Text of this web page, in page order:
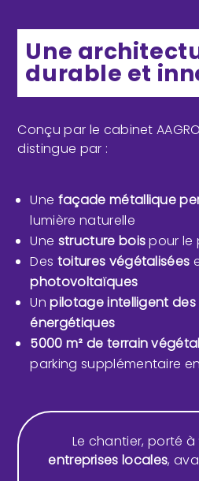
Une
durable et
Conçu par le cabinet
distingue par :
Une façade métallique
lumière naturelle
Une structure boispour le
Des toitures végétalisées
photovoltaïques
Unpilotage intelligent
énergétiques
5000 m² de terrain
parking supplémentaire
Le chantier, porté à
entreprises locales,